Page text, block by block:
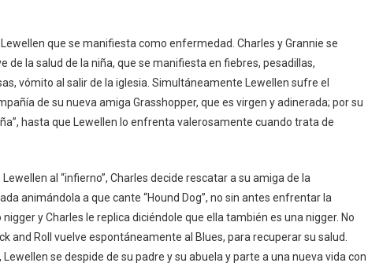
que se manifiesta como enfermedad. Charles y Grannie se
la salud de la niña, que se manifiesta en fiebres, pesadillas,
vómito al salir de la iglesia. Simultáneamente Lewellen sufre el
de su nueva amiga Grasshopper, que es virgen y adinerada; por su
hasta que Lewellen lo enfrenta valerosamente cuando trata de
al “infierno”, Charles decide rescatar a su amiga de la
animándola a que cante “Hound Dog”, no sin antes enfrentar la
y Charles le replica diciéndole que ella también es una nigger. No
and Roll vuelve espontáneamente al Blues, para recuperar su salud.
se despide de su padre y su abuela y parte a una nueva vida con